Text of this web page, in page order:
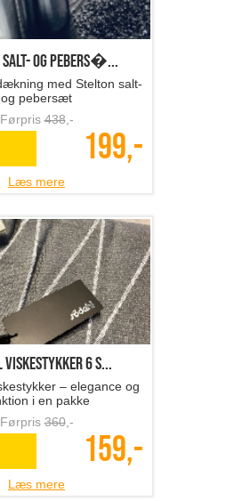
og pebers�...
med Stelton salt-
og pebersæt
Førpris438,-
199,-
Læs mere
viskestykker 6 s...
– elegance og
i en pakke
Førpris360,-
159,-
Læs mere